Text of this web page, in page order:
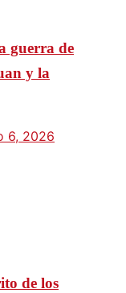
guerra de
y la
6, 2026
de los